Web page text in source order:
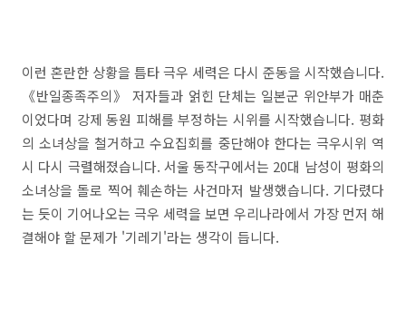
이런 혼란한 상황을 틈타 극우 세력은 다시 준동을 시작했습니다.
《반일종족주의》 저자들과 얽힌 단체는 일본군 위안부가 매춘
이었다며 강제 동원 피해를 부정하는 시위를 시작했습니다. 평화
의 소녀상을 철거하고 수요집회를 중단해야 한다는 극우시위 역
시 다시 극렬해졌습니다. 서울 동작구에서는 20대 남성이 평화의
소녀상을 돌로 찍어 훼손하는 사건마저 발생했습니다. 기다렸다
는 듯이 기어나오는 극우 세력을 보면 우리나라에서 가장 먼저 해
결해야 할 문제가 '기레기'라는 생각이 듭니다.